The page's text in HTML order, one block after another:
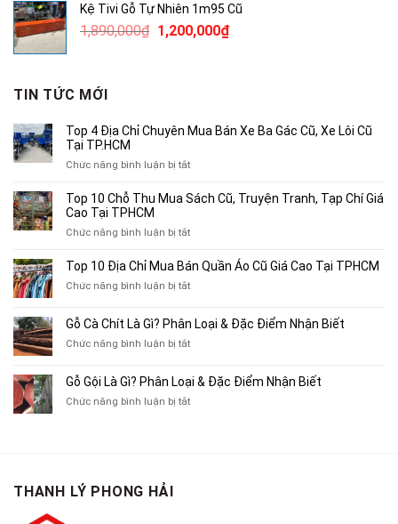
3,800,000₫.là:
2,500,000₫.
Kệ Tivi Gỗ Tự Nhiên 1m95 Cũ
1,890,000₫ Giá
1,200,000₫Giá
TIN TỨC MỚI
Top 4 Địa Chỉ Chuyên Mua Bán Xe Ba Gác Cũ, Xe Lôi Cũ
Tại TP.HCM
Chức năng bình luận bị tắtở
4
Bán
Xe
Cũ,
Xe
Cũ
TP.HCM
Top 10 Chỗ Thu Mua Sách Cũ, Truyện Tranh, Tạp Chí Giá
Cao Tại TPHCM
Chức năng bình luận bị tắtở
10
Thu
Sách
Tạp
Chí
Top 10 Địa Chỉ Mua Bán Quần Áo Cũ Giá Cao Tại TPHCM
Chức năng bình luận bị tắtở
Địa
Chỉ
Bán
Áo
Gỗ Cà Chít Là Gì? Phân Loại & Đặc Điểm Nhận Biết
Chức năng bình luận bị tắtở
Chít
Là
Gỗ Gội Là Gì? Phân Loại & Đặc Điểm Nhận Biết
Chức năng bình luận bị tắtở
THANH LÝ PHONG HẢI